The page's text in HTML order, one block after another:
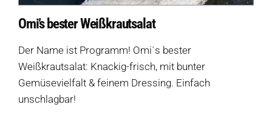
Omi’s bester Weißkrautsalat
Der Name ist Programm! Omi´s bester
Weißkrautsalat: Knackig-frisch, mit bunter
Gemüsevielfalt & feinem Dressing. Einfach
unschlagbar!